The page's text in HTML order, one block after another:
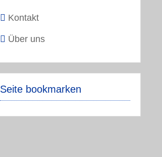
Kontakt
Über uns
Seite bookmarken